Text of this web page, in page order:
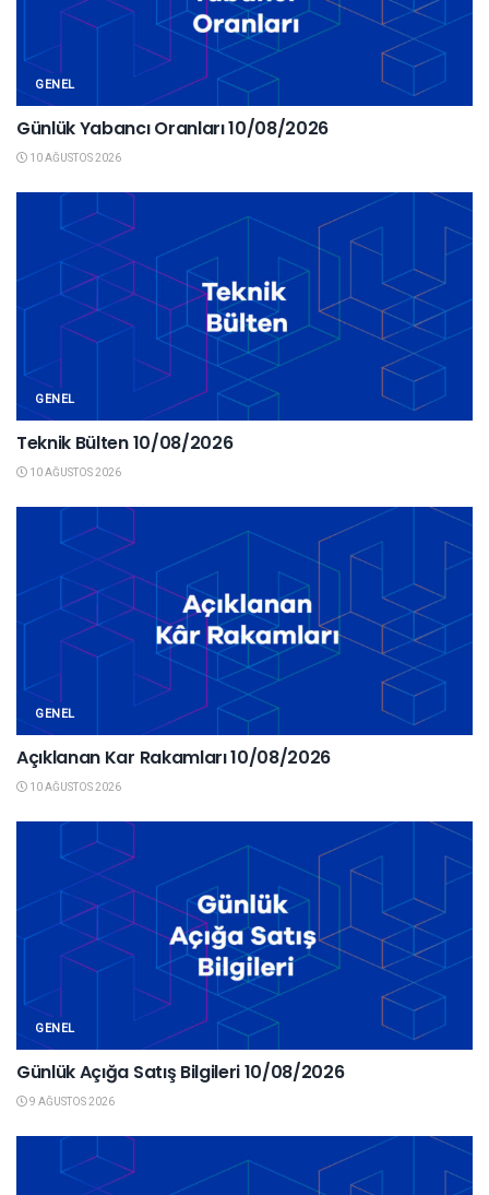
GENEL
Günlük Yabancı Oranları 10/08/2026
10 AĞUSTOS 2026
GENEL
Teknik Bülten 10/08/2026
10 AĞUSTOS 2026
GENEL
Açıklanan Kar Rakamları 10/08/2026
10 AĞUSTOS 2026
GENEL
Günlük Açığa Satış Bilgileri 10/08/2026
9 AĞUSTOS 2026